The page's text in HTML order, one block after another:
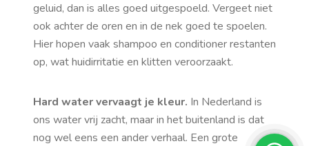
geluid, dan is alles goed uitgespoeld. Vergeet niet
ook achter de oren en in de nek goed te spoelen.
Hier hopen vaak shampoo en conditioner restanten
op, wat huidirritatie en klitten veroorzaakt.
Hard water vervaagt je kleur. In Nederland is
ons water vrij zacht, maar in het buitenland is dat
nog wel eens een ander verhaal. Een grote